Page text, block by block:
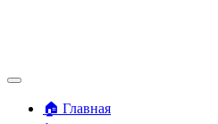
🏠 Главная